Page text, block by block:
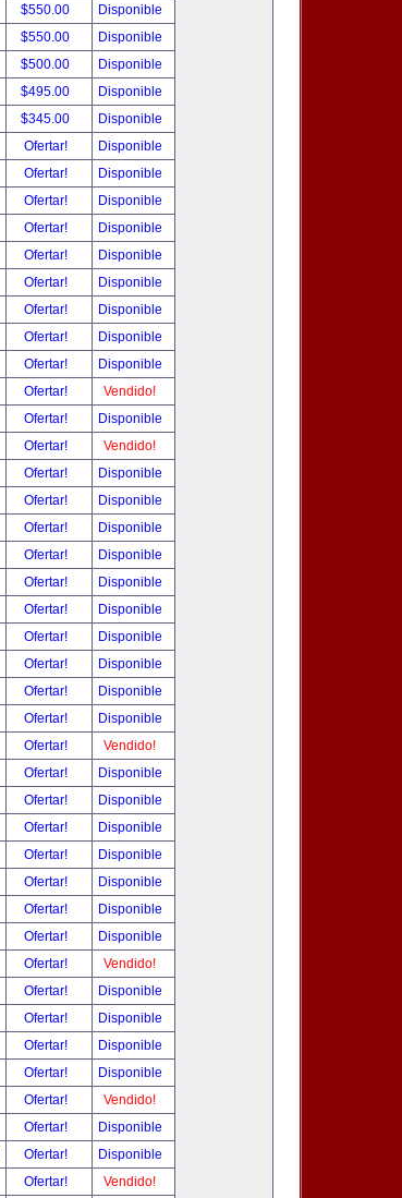
$550.00
Disponible
$550.00
Disponible
$500.00
Disponible
$495.00
Disponible
$345.00
Disponible
Ofertar!
Disponible
Ofertar!
Disponible
Ofertar!
Disponible
Ofertar!
Disponible
Ofertar!
Disponible
Ofertar!
Disponible
Ofertar!
Disponible
Ofertar!
Disponible
Ofertar!
Disponible
Ofertar!
Vendido!
Ofertar!
Disponible
Ofertar!
Vendido!
Ofertar!
Disponible
Ofertar!
Disponible
Ofertar!
Disponible
Ofertar!
Disponible
Ofertar!
Disponible
Ofertar!
Disponible
Ofertar!
Disponible
Ofertar!
Disponible
Ofertar!
Disponible
Ofertar!
Disponible
Ofertar!
Vendido!
Ofertar!
Disponible
Ofertar!
Disponible
Ofertar!
Disponible
Ofertar!
Disponible
Ofertar!
Disponible
Ofertar!
Disponible
Ofertar!
Disponible
Ofertar!
Vendido!
Ofertar!
Disponible
Ofertar!
Disponible
Ofertar!
Disponible
Ofertar!
Disponible
Ofertar!
Vendido!
Ofertar!
Disponible
Ofertar!
Disponible
Ofertar! Vendido!